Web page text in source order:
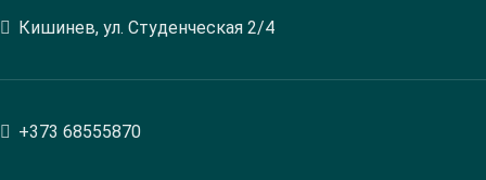
Кишинев, ул. Студенческая 2/4
+373 68555870